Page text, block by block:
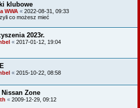
klubowe
WWA « 2022-08-31, 09:33
co możesz mieć
2023r.
« 2017-01-12, 19:04
« 2015-10-22, 08:58
Zone
« 2009-12-29, 09:12